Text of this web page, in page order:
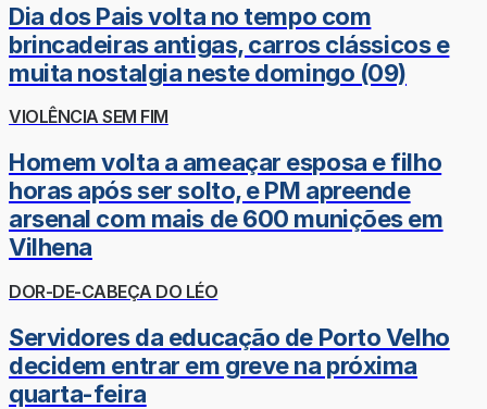
Dia dos Pais volta no tempo com
brincadeiras antigas, carros clássicos e
muita nostalgia neste domingo (09)
VIOLÊNCIA SEM FIM
Homem volta a ameaçar esposa e filho
horas após ser solto, e PM apreende
arsenal com mais de 600 munições em
Vilhena
DOR-DE-CABEÇA DO LÉO
Servidores da educação de Porto Velho
decidem entrar em greve na próxima
quarta-feira